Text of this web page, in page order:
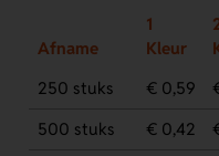
Afname
1
Kleur
250 stuks
€ 0,59
500 stuks
€ 0,42